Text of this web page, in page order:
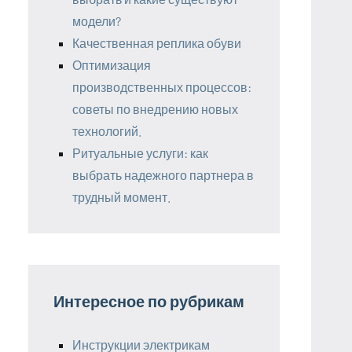
модели?
Качественная реплика обуви
Оптимизация
производственных процессов:
советы по внедрению новых
технологий.
Ритуальные услуги: как
выбрать надежного партнера в
трудный момент.
Интересное по рубрикам
Инструкции электрикам